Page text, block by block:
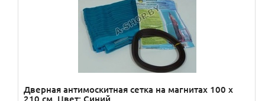
Дверная антимоскитная сетка на магнитах 100 x